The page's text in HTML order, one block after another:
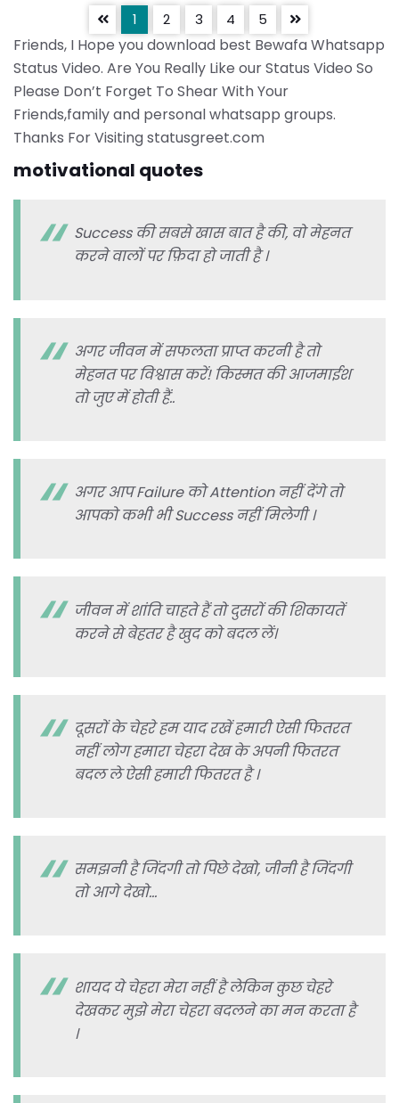
1 2 3 4 5
Friends, I Hope you download best Bewafa Whatsapp
Status Video. Are You Really Like our Status Video So
Please Don’t Forget To Shear With Your
Friends,family and personal whatsapp groups.
Thanks For Visiting statusgreet.com
motivational quotes
Success की सबसे खास बात है की, वो मेहनत
करने वालों पर फ़िदा हो जाती है ।
अगर जीवन में सफलता प्राप्त करनी है तो
मेहनत पर विश्वास करें! किस्मत की आजमाईश
तो जुए में होती हैं..
अगर आप Failure को Attention नहीं देंगे तो
आपको कभी भी Success नहीं मिलेगी ।
जीवन में शांति चाहते हैं तो दुसरों की शिकायतें
करने से बेहतर है खुद को बदल लें।
दूसरों के चेहरे हम याद रखें हमारी ऐसी फितरत
नहीं लोग हमारा चेहरा देख के अपनी फितरत
बदल ले ऐसी हमारी फितरत है ।
समझनी है जिंदगी तो पिछे देखो, जीनी है जिंदगी
तो आगे देखो…
शायद ये चेहरा मेरा नहीं है लेकिन कुछ चेहरे
देखकर मुझे मेरा चेहरा बदलने का मन करता है
।